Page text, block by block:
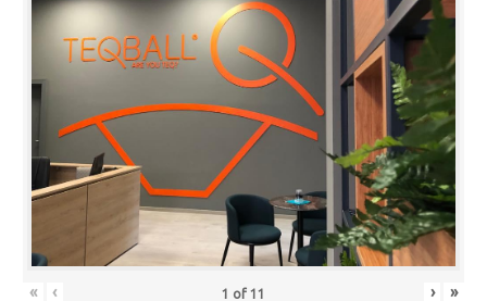
« ‹ 1 of 11 › »